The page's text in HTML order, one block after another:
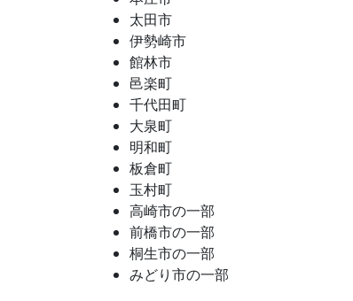
太田市
伊勢崎市
館林市
邑楽町
千代田町
大泉町
明和町
板倉町
玉村町
高崎市の一部
前橋市の一部
桐生市の一部
みどり市の一部